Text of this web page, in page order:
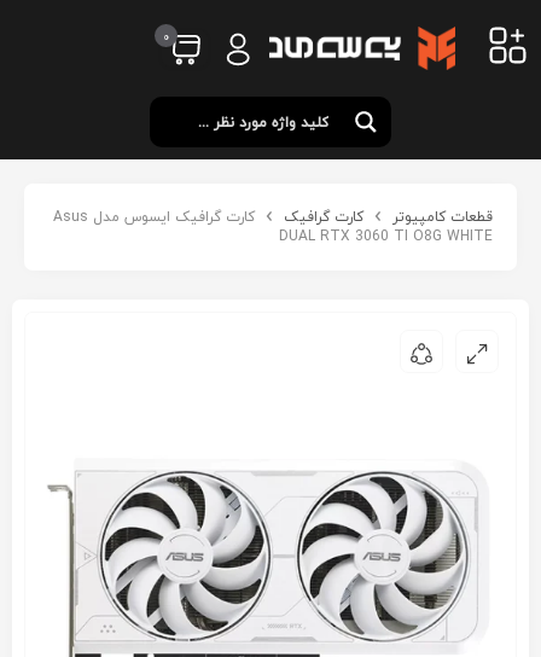
0
قطعات کامپیوتر کارت گرافیک
کارت گرافیک ایسوس مدل Asus
DUAL RTX 3060 TI O8G WHITE